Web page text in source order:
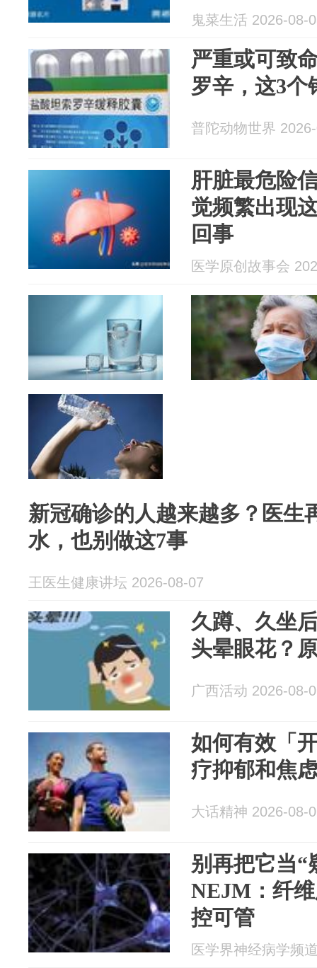
鬼菜生活 2026-08-
严重或可致
罗辛，这3个
普陀动物世界
肝脏最危险
觉频繁出现
回事
医学原创故事会
新冠确诊的人越来越多？医生
水，也别做这7事
王医生健康讲坛 2026-08-07
久蹲、久坐
头晕眼花？
广西活动 2026-08-
如何有效「
疗抑郁和焦
大话精神 2026-08-
别再把它当“
NEJM：纤
控可管
医学界神经病学频